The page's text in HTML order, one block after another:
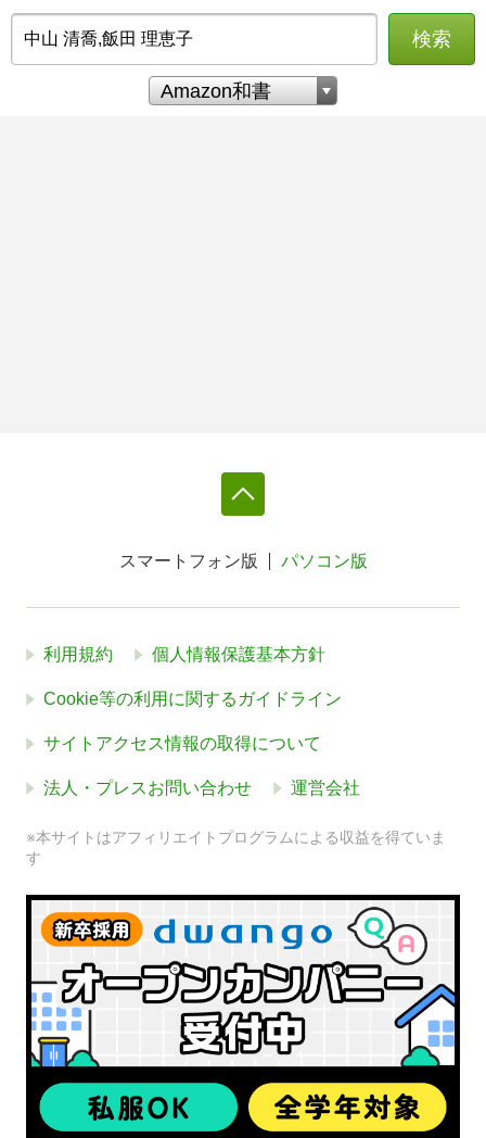
検索
スマートフォン版 パソコン版
利用規約 個人情報保護基本方針
Cookie等の利用に関するガイドライン
サイトアクセス情報の取得について
法人・プレスお問い合わせ 運営会社
※本サイトはアフィリエイトプログラムによる収益を得ていま
す